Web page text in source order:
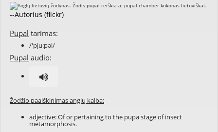
--Autorius (flickr)
Pupal tarimas:
/'pju:pəl/
Pupal audio:
Žodžio paaiškinimas anglų kalba:
adjective: Of or pertaining to the pupastage ofinsect
metamorphosis.